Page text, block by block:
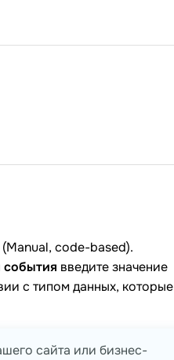
(Manual, code-based).
события введите значение
с типом данных, которые
сайта или бизнес-